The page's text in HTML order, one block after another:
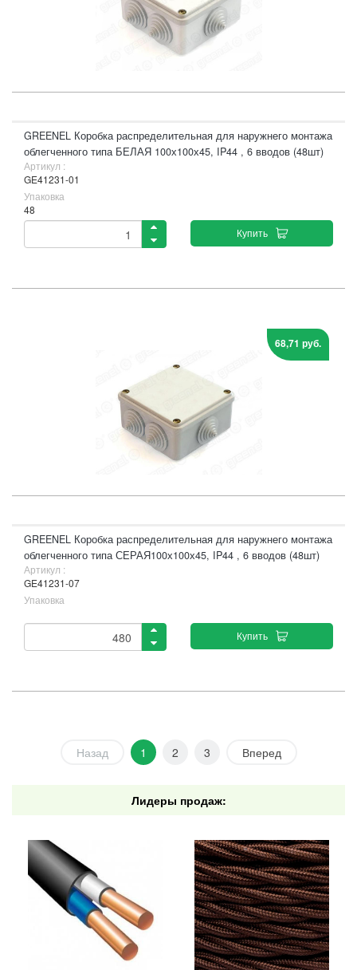
GREENEL Коробка распределительная для наружнего монтажа
облегченного типа БЕЛАЯ 100х100х45, IP44 , 6 вводов (48шт)
Артикул :
GE41231-01
Упаковка
48
Купить
68,71 руб.
GREENEL Коробка распределительная для наружнего монтажа
облегченного типа СЕРАЯ100х100х45, IP44 , 6 вводов (48шт)
Артикул :
GE41231-07
Упаковка
Купить
Назад 1 2 3 Вперед
Лидеры продаж: